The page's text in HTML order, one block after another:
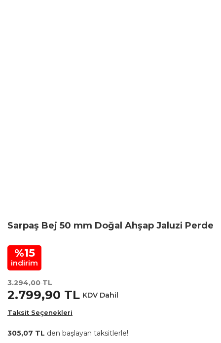
Sarpaş Bej 50 mm Doğal Ahşap Jaluzi Perde
%15
indirim
3.294,00 TL
2.799,90 TL KDV Dahil
Taksit Seçenekleri
305,07 TL den başlayan taksitlerle!